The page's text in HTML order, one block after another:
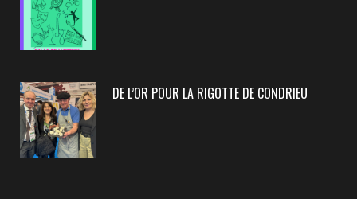
DE L’OR POUR LA RIGOTTE DE CONDRIEU